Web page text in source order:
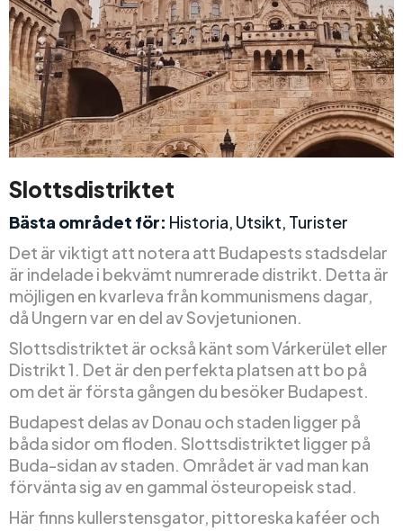
Slottsdistriktet
Bästa området för: Historia, Utsikt, Turister
Det är viktigt att notera att Budapests stadsdelar
är indelade i bekvämt numrerade distrikt. Detta är
möjligen en kvarleva från kommunismens dagar,
då Ungern var en del av Sovjetunionen.
Slottsdistriktet är också känt som Várkerület eller
Distrikt 1. Det är den perfekta platsen att bo på
om det är första gången du besöker Budapest.
Budapest delas av Donau och staden ligger på
båda sidor om floden. Slottsdistriktet ligger på
Buda-sidan av staden. Området är vad man kan
förvänta sig av en gammal östeuropeisk stad.
Här finns kullerstensgator, pittoreska kaféer och